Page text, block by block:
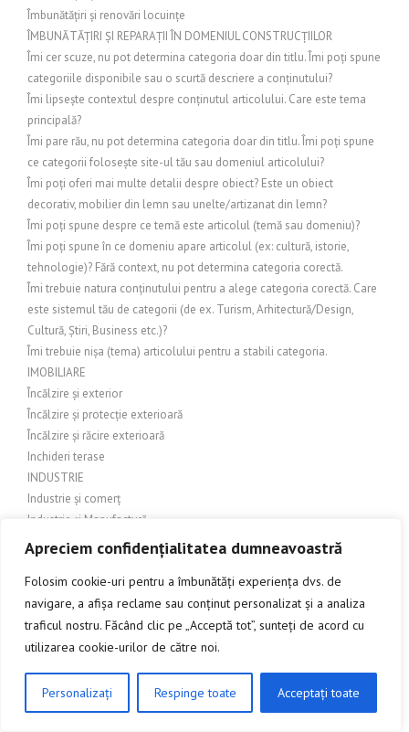
Apreciem confidențialitatea dumneavoastră
Folosim cookie-uri pentru a îmbunătăți experiența dvs. de
navigare, a afișa reclame sau conținut personalizat și a analiza
traficul nostru. Făcând clic pe „Acceptă tot”, sunteți de acord cu
utilizarea cookie-urilor de către noi.
Personalizați Respinge toate Acceptați toate
Îmbunătățiri și renovări locuințe
ÎMBUNĂTĂȚIRI ȘI REPARAȚII ÎN DOMENIUL CONSTRUCȚIILOR
Îmi cer scuze, nu pot determina categoria doar din titlu. Îmi poți spune
categoriile disponibile sau o scurtă descriere a conținutului?
Îmi lipsește contextul despre conținutul articolului. Care este tema
principală?
Îmi pare rău, nu pot determina categoria doar din titlu. Îmi poți spune
ce categorii folosește site-ul tău sau domeniul articolului?
Îmi poți oferi mai multe detalii despre obiect? Este un obiect
decorativ, mobilier din lemn sau unelte/artizanat din lemn?
Îmi poți spune despre ce temă este articolul (temă sau domeniu)?
Îmi poți spune în ce domeniu apare articolul (ex: cultură, istorie,
tehnologie)? Fără context, nu pot determina categoria corectă.
Îmi trebuie natura conținutului pentru a alege categoria corectă. Care
este sistemul tău de categorii (de ex. Turism, Arhitectură/Design,
Cultură, Știri, Business etc.)?
Îmi trebuie nișa (tema) articolului pentru a stabili categoria.
IMOBILIARE
Încălzire și exterior
Încălzire și protecție exterioară
Încălzire și răcire exterioară
Inchideri terase
INDUSTRIE
Industrie și comerț
Industrie și Manufactură
Industrie si productie
Industrie și servicii
Industrie textilă
INGINERIE
Îngrijire balcon
Îngrijire exterioară
Îngrijire grădină și amenajări exterioare
Îngrijire grădină și exterior
CLICK AICI PENTRU A DISCUTA